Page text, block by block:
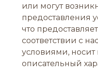
или могут
предоставления
что
соответствии с
условиями,
описательный